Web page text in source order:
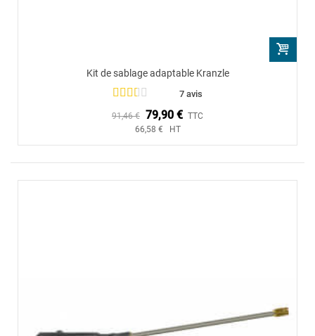
Kit de sablage adaptable Kranzle
7 avis
91,46 € 79,90 € TTC
66,58 € HT